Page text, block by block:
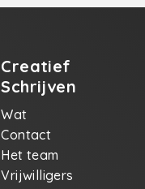
Creatief
Schrijven
Wat
Contact
Het team
Vrijwilligers